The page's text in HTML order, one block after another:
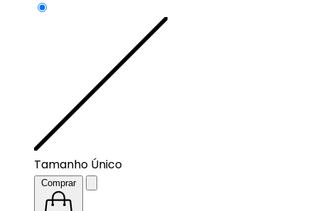
Tamanho Único
Comprar